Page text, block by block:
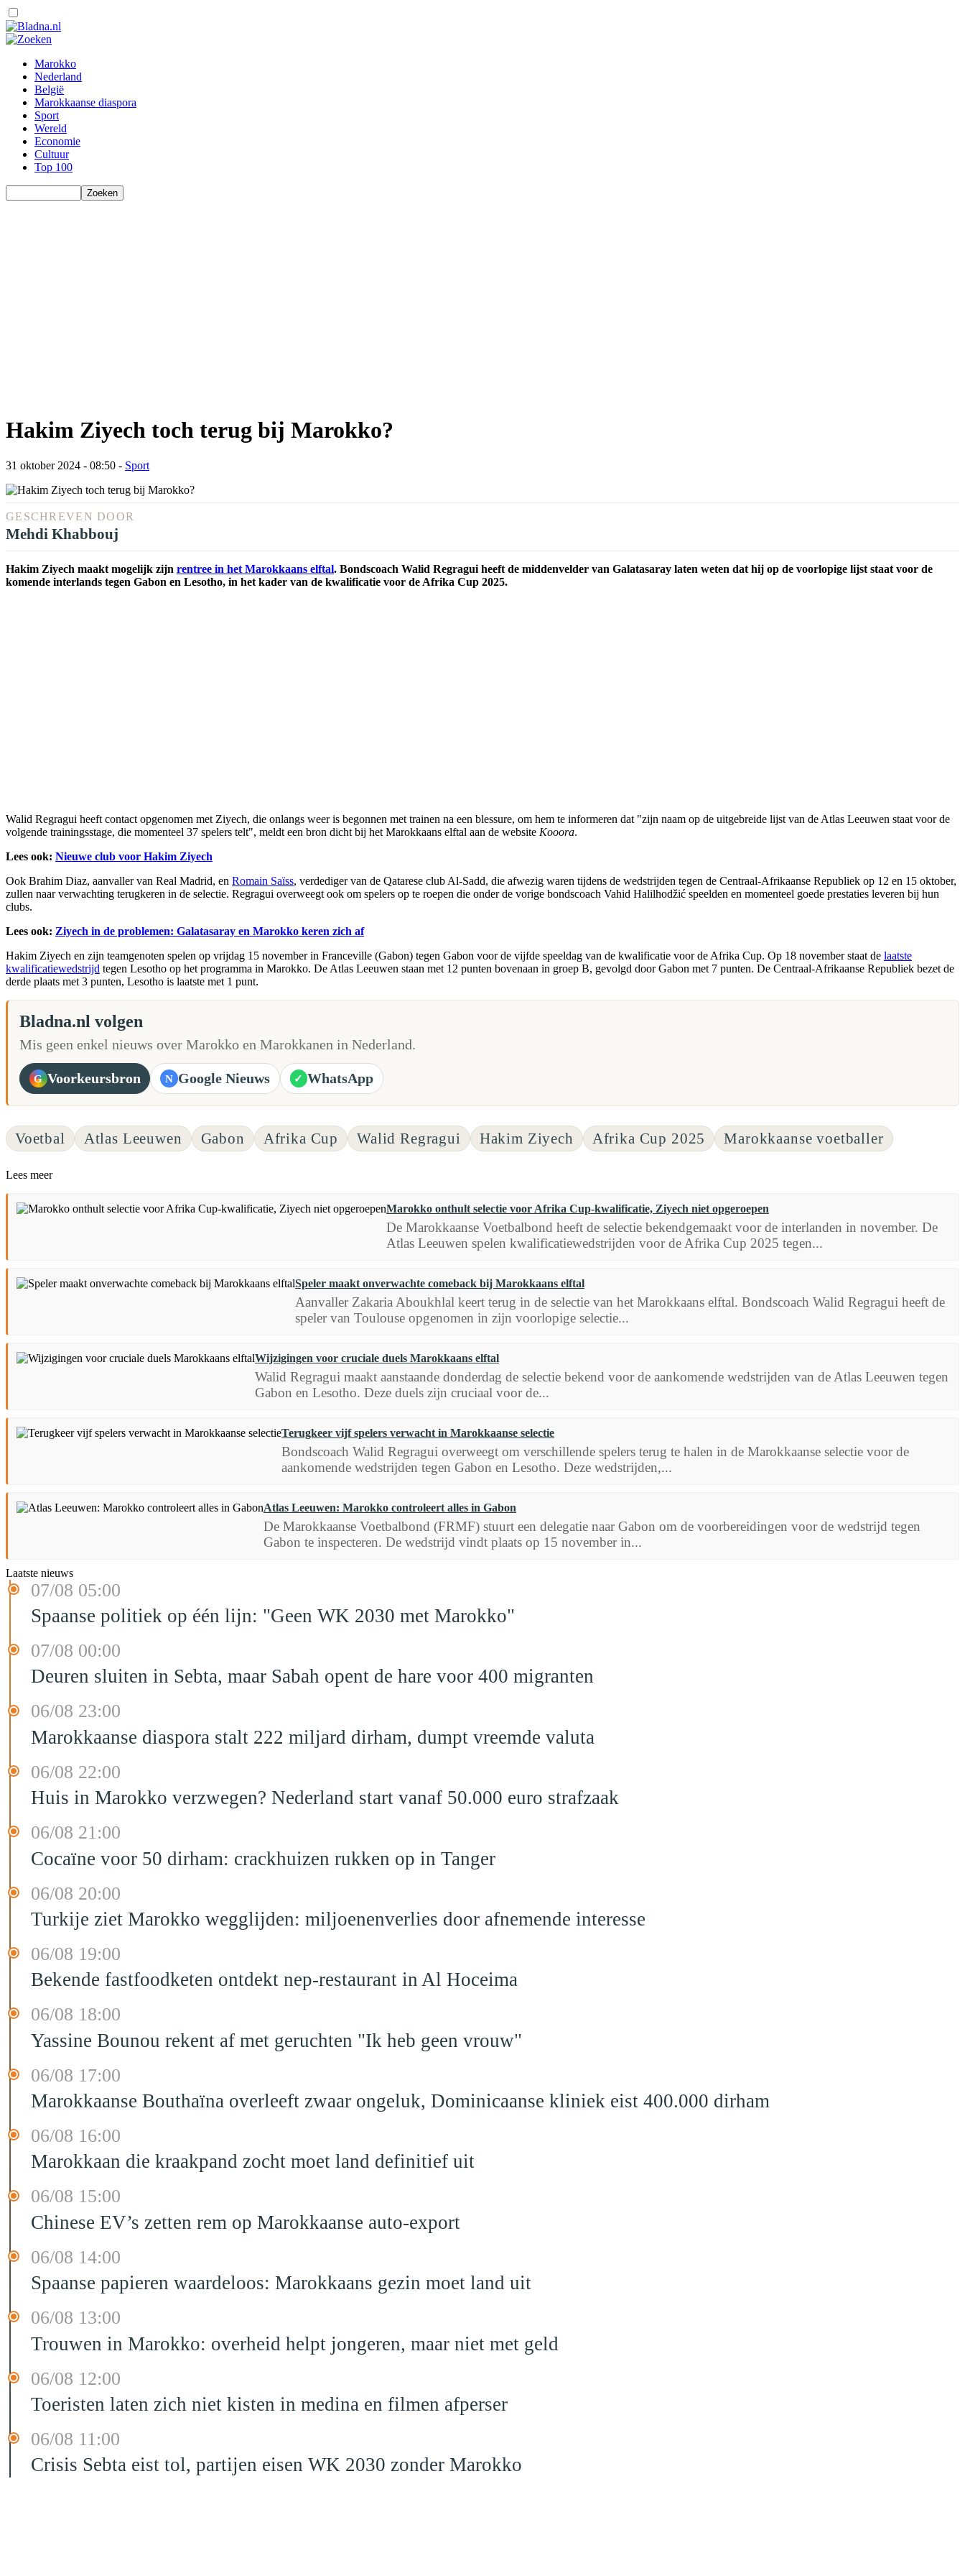
Marokko
Nederland
België
Marokkaanse diaspora
Sport
Wereld
Economie
Cultuur
Top 100
Hakim Ziyech toch terug bij Marokko?
31 oktober 2024 - 08:50 - Sport
GESCHREVEN DOOR
Mehdi Khabbouj
Hakim Ziyech maakt mogelijk zijn rentree in het Marokkaans elftal. Bondscoach Walid Regragui heeft de middenvelder van Galatasaray laten weten dat hij op de voorlopige lijst staat voor de
komende interlands tegen Gabon en Lesotho, in het kader van de kwalificatie voor de Afrika Cup 2025.
Walid Regragui heeft contact opgenomen met Ziyech, die onlangs weer is begonnen met trainen na een blessure, om hem te informeren dat "zijn naam op de uitgebreide lijst van de Atlas Leeuwen staat voor de
volgende trainingsstage, die momenteel 37 spelers telt", meldt een bron dicht bij het Marokkaans elftal aan de website Kooora.
Lees ook: Nieuwe club voor Hakim Ziyech
Ook Brahim Diaz, aanvaller van Real Madrid, en Romain Saïss, verdediger van de Qatarese club Al-Sadd, die afwezig waren tijdens de wedstrijden tegen de Centraal-Afrikaanse Republiek op 12 en 15 oktober,
zullen naar verwachting terugkeren in de selectie. Regragui overweegt ook om spelers op te roepen die onder de vorige bondscoach Vahid Halilhodžić speelden en momenteel goede prestaties leveren bij hun
clubs.
Lees ook: Ziyech in de problemen: Galatasaray en Marokko keren zich af
Hakim Ziyech en zijn teamgenoten spelen op vrijdag 15 november in Franceville (Gabon) tegen Gabon voor de vijfde speeldag van de kwalificatie voor de Afrika Cup. Op 18 november staat de laatste
kwalificatiewedstrijd tegen Lesotho op het programma in Marokko. De Atlas Leeuwen staan met 12 punten bovenaan in groep B, gevolgd door Gabon met 7 punten. De Centraal-Afrikaanse Republiek bezet de
derde plaats met 3 punten, Lesotho is laatste met 1 punt.
Bladna.nl volgen
Mis geen enkel nieuws over Marokko en Marokkanen in Nederland.
G Voorkeursbron N Google Nieuws ✓ WhatsApp
Voetbal Atlas Leeuwen Gabon Afrika Cup Walid Regragui Hakim Ziyech Afrika Cup 2025 Marokkaanse voetballer
Lees meer
Marokko onthult selectie voor Afrika Cup-kwalificatie, Ziyech niet opgeroepen
De Marokkaanse Voetbalbond heeft de selectie bekendgemaakt voor de interlanden in november. De
Atlas Leeuwen spelen kwalificatiewedstrijden voor de Afrika Cup 2025 tegen...
Speler maakt onverwachte comeback bij Marokkaans elftal
Aanvaller Zakaria Aboukhlal keert terug in de selectie van het Marokkaans elftal. Bondscoach Walid Regragui heeft de
speler van Toulouse opgenomen in zijn voorlopige selectie...
Wijzigingen voor cruciale duels Marokkaans elftal
Walid Regragui maakt aanstaande donderdag de selectie bekend voor de aankomende wedstrijden van de Atlas Leeuwen tegen
Gabon en Lesotho. Deze duels zijn cruciaal voor de...
Terugkeer vijf spelers verwacht in Marokkaanse selectie
Bondscoach Walid Regragui overweegt om verschillende spelers terug te halen in de Marokkaanse selectie voor de
aankomende wedstrijden tegen Gabon en Lesotho. Deze wedstrijden,...
Atlas Leeuwen: Marokko controleert alles in Gabon
De Marokkaanse Voetbalbond (FRMF) stuurt een delegatie naar Gabon om de voorbereidingen voor de wedstrijd tegen
Gabon te inspecteren. De wedstrijd vindt plaats op 15 november in...
Laatste nieuws
07/08 05:00
Spaanse politiek op één lijn: "Geen WK 2030 met Marokko"
07/08 00:00
Deuren sluiten in Sebta, maar Sabah opent de hare voor 400 migranten
06/08 23:00
Marokkaanse diaspora stalt 222 miljard dirham, dumpt vreemde valuta
06/08 22:00
Huis in Marokko verzwegen? Nederland start vanaf 50.000 euro strafzaak
06/08 21:00
Cocaïne voor 50 dirham: crackhuizen rukken op in Tanger
06/08 20:00
Turkije ziet Marokko wegglijden: miljoenenverlies door afnemende interesse
06/08 19:00
Bekende fastfoodketen ontdekt nep-restaurant in Al Hoceima
06/08 18:00
Yassine Bounou rekent af met geruchten "Ik heb geen vrouw"
06/08 17:00
Marokkaanse Bouthaïna overleeft zwaar ongeluk, Dominicaanse kliniek eist 400.000 dirham
06/08 16:00
Marokkaan die kraakpand zocht moet land definitief uit
06/08 15:00
Chinese EV’s zetten rem op Marokkaanse auto-export
06/08 14:00
Spaanse papieren waardeloos: Marokkaans gezin moet land uit
06/08 13:00
Trouwen in Marokko: overheid helpt jongeren, maar niet met geld
06/08 12:00
Toeristen laten zich niet kisten in medina en filmen afperser
06/08 11:00
Crisis Sebta eist tol, partijen eisen WK 2030 zonder Marokko